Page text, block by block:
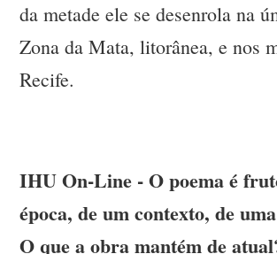
da metade ele se desenrola na
Zona da Mata, litorânea, e nos
Recife.
IHU On-Line - O poema é
época, de um contexto, de
O que a obra mantém de